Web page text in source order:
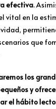
efectiva.
vital en la
que
los
y
el hábito